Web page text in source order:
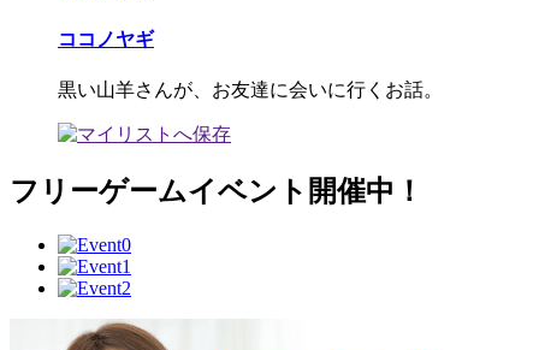
ココノヤギ
黒い山羊さんが、お友達に会いに行くお話。
フリーゲームイベント開催中！